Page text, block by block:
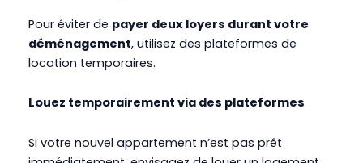
Pour éviter de payer deux loyers durant votre
déménagement, utilisez des plateformes de
location temporaires.
Louez temporairement via des plateformes
Si votre nouvel appartement n’est pas prêt